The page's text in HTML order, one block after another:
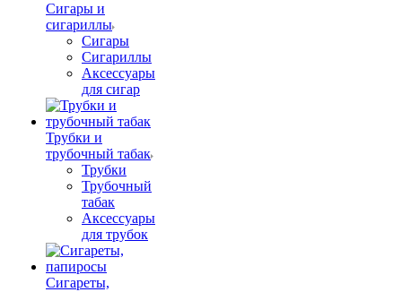
Сигары и
сигариллы
Сигары
Сигариллы
Аксессуары
для сигар
Трубки и
трубочный табак
Трубки
Трубочный
табак
Аксессуары
для трубок
Сигареты,